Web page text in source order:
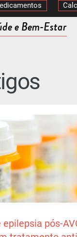
e Bem-Estar
epilepsia pós-